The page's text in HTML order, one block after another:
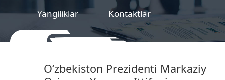
Yangiliklar Kontaktlar
sertifikatlashtirish markazi
O‘zbekiston Prezidenti Markaziy